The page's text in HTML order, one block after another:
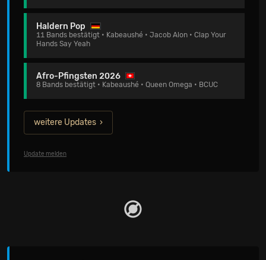
Haldern Pop
11 Bands bestätigt • Kabeaushé • Jacob Alon • Clap Your
Hands Say Yeah
Afro-Pfingsten 2026
8 Bands bestätigt • Kabeaushé • Queen Omega • BCUC
weitere Updates
Update melden